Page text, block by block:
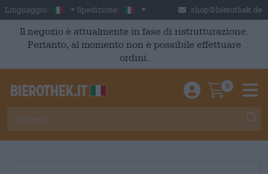
Skip to main content
Linguaggio: Italian
Spedizione: Italia shop@bierothek.de
Il negozio è attualmente in fase di ristrutturazione.
Pertanto, al momento non è possibile effettuare
ordini.
Einloggen /
0